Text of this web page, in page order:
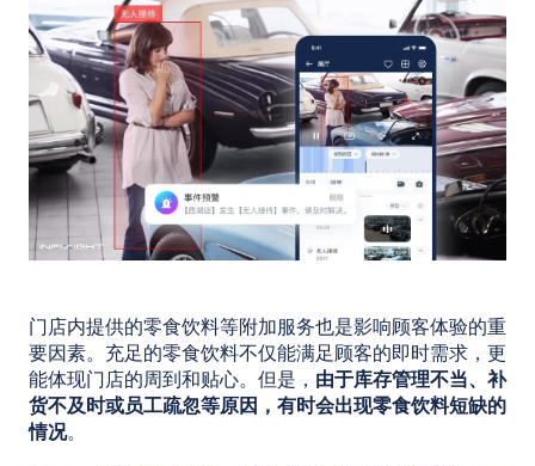
门店内提供的零食饮料等附加服务也是影响顾客体验的重
要因素。充足的零食饮料不仅能满足顾客的即时需求，更
能体现门店的周到和贴心。但是， 由于库存管理不当、补
货不及时或员工疏忽等原因，有时会出现零食饮料短缺的
情况。